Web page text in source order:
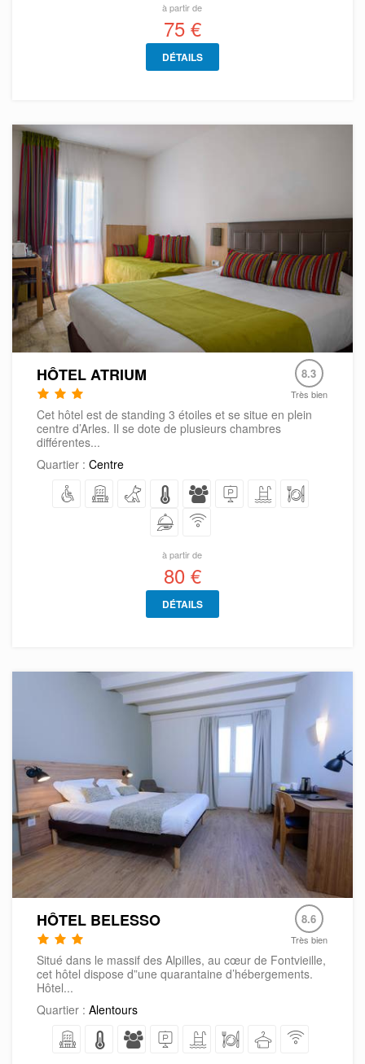
à partir de
75 €
DÉTAILS
HÔTEL ATRIUM 8.3
Très bien
Cet hôtel est de standing 3 étoiles et se situe en plein
centre d’Arles. Il se dote de plusieurs chambres
différentes...
Quartier : Centre
à partir de
80 €
DÉTAILS
HÔTEL BELESSO 8.6
Très bien
Situé dans le massif des Alpilles, au cœur de Fontvieille,
cet hôtel dispose d”une quarantaine d’hébergements.
Hôtel...
Quartier : Alentours